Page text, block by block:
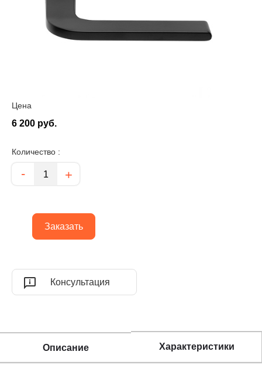
Цена
6 200 руб.
Количество :
Количество
- +
Заказать
Консультация
Описание Характеристики